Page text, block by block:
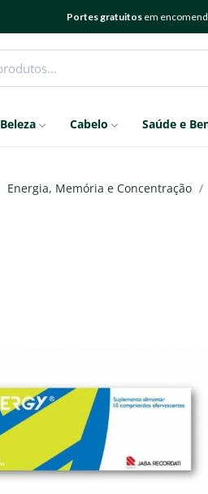
Portes gratuitos em
Beleza Cabelo Saúde e
Energia, Memória e Concentração